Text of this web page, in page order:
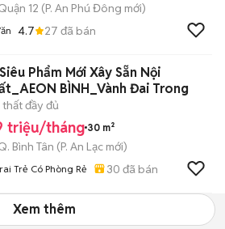
12 (P. An Phú Đông mới)
4.7 27 đã bán
Phẩm Mới Xây Sẵn Nội
BÌNH_Vành Đai Trong
thất đầy đủ
triệu/tháng 30 m²
Bình Tân (P. An Lạc mới)
Trẻ Có Phòng Rẻ 30 đã bán
Xem thêm